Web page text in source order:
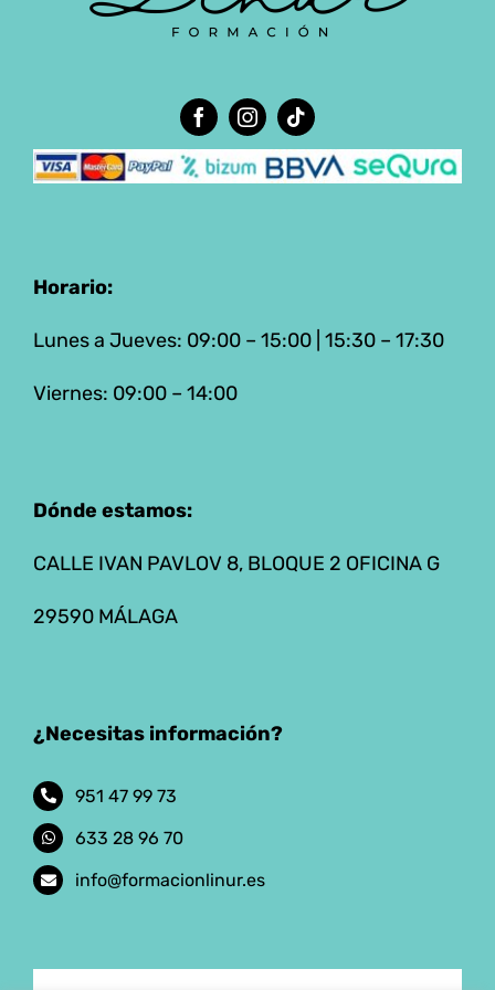
Horario:
Lunes a Jueves: 09:00 – 15:00 | 15:30 – 17:30
Viernes: 09:00 – 14:00
Dónde estamos:
CALLE IVAN PAVLOV 8, BLOQUE 2 OFICINA G
29590 MÁLAGA
¿Necesitas información?
951 47 99 73
633 28 96 70
info@formacionlinur.es